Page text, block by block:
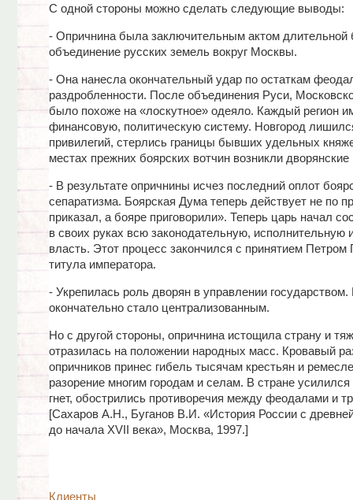
С одной стороны можно сделать следующие выводы:
- Опричнина была заключительным актом длительной
объединение русских земель вокруг Москвы.
- Она нанесла окончательный удар по остаткам
раздробленности. После объединения Руси,
было похоже на «лоскутное» одеяло. Каждый регион
финансовую, политическую систему. Новгород
привилегий, стерлись границы бывших удельных
местах прежних боярских вотчин возникли дворянские
- В результате опричнины исчез последний оплот
сепаратизма. Боярская Дума теперь действует не по
приказал, а бояре приговорили». Теперь царь начал
в своих руках всю законодательную, исполнительную
власть. Этот процесс закончился с принятием
титула императора.
- Укрепилась роль дворян в управлении государством.
окончательно стало централизованным.
Но с другой стороны, опричнина истощила страну и
отразилась на положении народных масс. Кровавый
опричников принес гибель тысячам крестьян и
разорение многим городам и селам. В стране
гнет, обострились противоречия между феодалами и
[Сахаров А.Н., Буганов В.И. «История России с
до начала XVII века», Москва, 1997.]
Клиенты